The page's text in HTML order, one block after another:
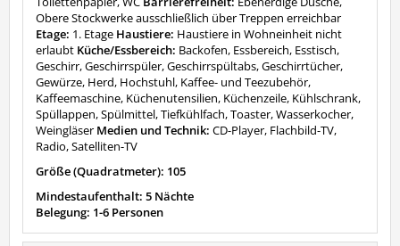
Obere Stockwerke ausschließlich über Treppen erreichbar
Etage: 1. Etage Haustiere: Haustiere in Wohneinheit nicht
erlaubt Küche/Essbereich: Backofen, Essbereich, Esstisch,
Geschirr, Geschirrspüler, Geschirrspültabs, Geschirrtücher,
Gewürze, Herd, Hochstuhl, Kaffee- und Teezubehör,
Kaffeemaschine, Küchenutensilien, Küchenzeile, Kühlschrank,
Spüllappen, Spülmittel, Tiefkühlfach, Toaster, Wasserkocher,
Weingläser Medien und Technik: CD-Player, Flachbild-TV,
Radio, Satelliten-TV
Größe (Quadratmeter): 105
Mindestaufenthalt: 5 Nächte
Belegung: 1-6 Personen